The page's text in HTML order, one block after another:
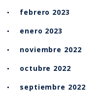
febrero 2023
enero 2023
noviembre 2022
octubre 2022
septiembre 2022